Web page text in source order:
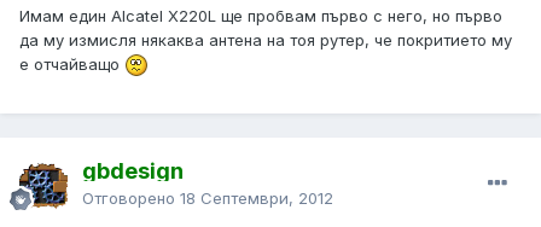
Имам един Alcatel X220L ще пробвам първо с него, но първо
да му измисля някаква антена на тоя рутер, че покритието му
е отчайващо
gbdesign
Отговорено 18 Септември, 2012